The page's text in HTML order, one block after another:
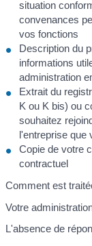
situation
convenances
vos fonctions
Description du
informations
administration
Extrait du
K ou K bis) ou
souhaitez
l'entreprise que
Copie de votre
contractuel
Comment est
Votre
L'absence de